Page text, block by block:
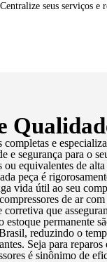
seus serviços e
e
e segurança para o
equivalentes de
peça é
vida útil ao seu
de ar
que
permanente
reduzindo o
Seja para
é sinônimo de